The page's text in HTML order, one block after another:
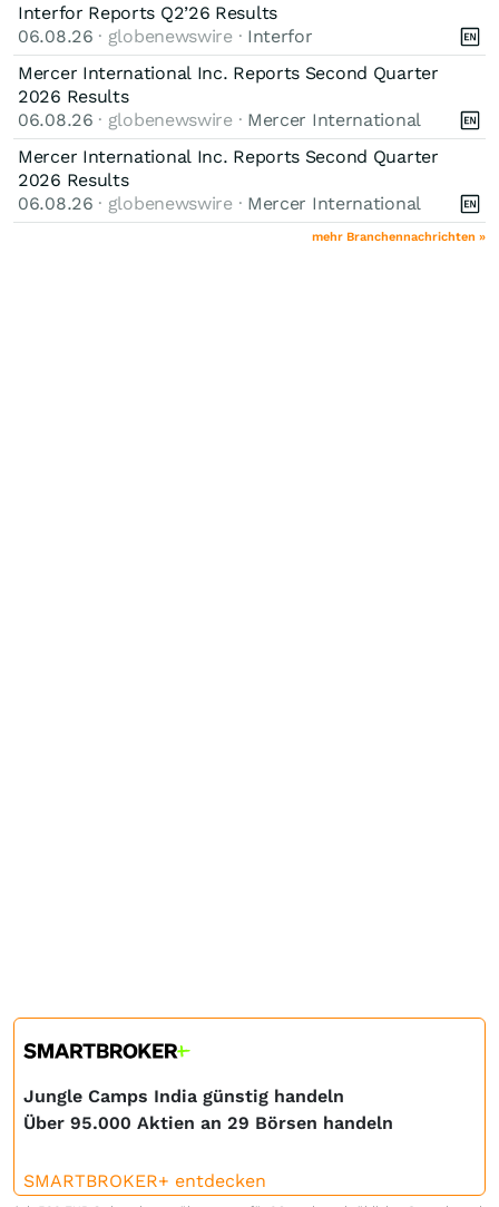
Interfor Reports Q2’26 Results
06.08.26 · globenewswire · Interfor
Mercer International Inc. Reports Second Quarter
2026 Results
06.08.26 · globenewswire · Mercer International
Mercer International Inc. Reports Second Quarter
2026 Results
06.08.26 · globenewswire · Mercer International
mehr Branchennachrichten »
Jungle Camps India günstig handeln
Über 95.000 Aktien an 29 Börsen handeln
SMARTBROKER+ entdecken